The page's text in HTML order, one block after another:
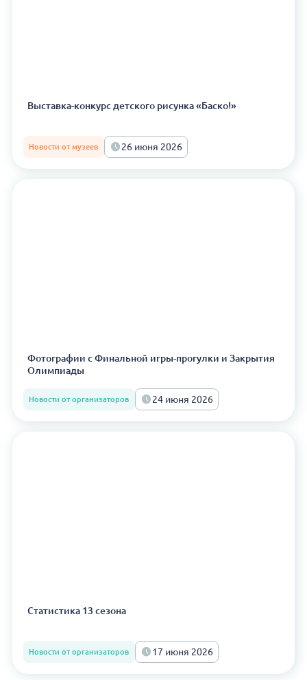
Выставка-конкурс детского рисунка «Баско!»
Новости от музеев 26 июня 2026
Фотографии с Финальной игры-прогулки и Закрытия
Олимпиады
Новости от организаторов 24 июня 2026
Статистика 13 сезона
Новости от организаторов 17 июня 2026